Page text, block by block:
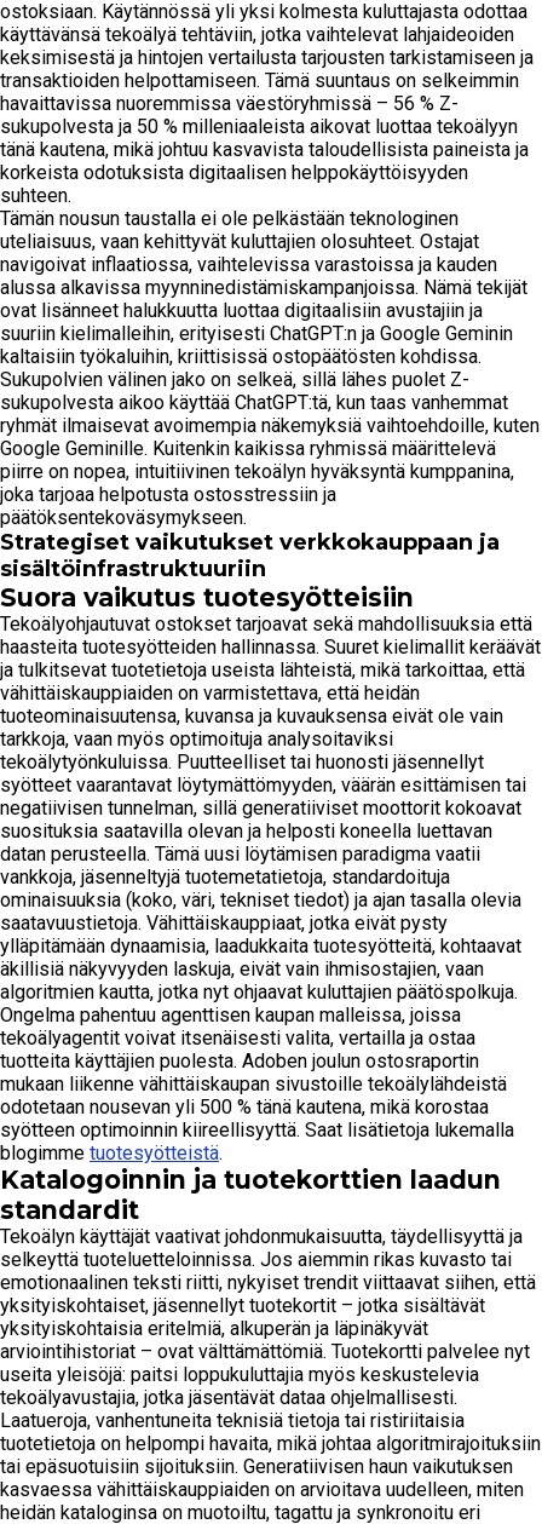
ostoksiaan. Käytännössä yli yksi kolmesta kuluttajasta odottaa
käyttävänsä tekoälyä tehtäviin, jotka vaihtelevat lahjaideoiden
keksimisestä ja hintojen vertailusta tarjousten tarkistamiseen ja
transaktioiden helpottamiseen. Tämä suuntaus on selkeimmin
havaittavissa nuoremmissa väestöryhmissä – 56 % Z-
sukupolvesta ja 50 % milleniaaleista aikovat luottaa tekoälyyn
tänä kautena, mikä johtuu kasvavista taloudellisista paineista ja
korkeista odotuksista digitaalisen helppokäyttöisyyden
suhteen.
Tämän nousun taustalla ei ole pelkästään teknologinen
uteliaisuus, vaan kehittyvät kuluttajien olosuhteet. Ostajat
navigoivat inflaatiossa, vaihtelevissa varastoissa ja kauden
alussa alkavissa myynninedistämiskampanjoissa. Nämä tekijät
ovat lisänneet halukkuutta luottaa digitaalisiin avustajiin ja
suuriin kielimalleihin, erityisesti ChatGPT:n ja Google Geminin
kaltaisiin työkaluihin, kriittisissä ostopäätösten kohdissa.
Sukupolvien välinen jako on selkeä, sillä lähes puolet Z-
sukupolvesta aikoo käyttää ChatGPT:tä, kun taas vanhemmat
ryhmät ilmaisevat avoimempia näkemyksiä vaihtoehdoille, kuten
Google Geminille. Kuitenkin kaikissa ryhmissä määrittelevä
piirre on nopea, intuitiivinen tekoälyn hyväksyntä kumppanina,
joka tarjoaa helpotusta ostosstressiin ja
päätöksentekoväsymykseen.
Strategiset vaikutukset verkkokauppaan ja
sisältöinfrastruktuuriin
Suora vaikutus tuotesyötteisiin
Tekoälyohjautuvat ostokset tarjoavat sekä mahdollisuuksia että
haasteita tuotesyötteiden hallinnassa. Suuret kielimallit keräävät
ja tulkitsevat tuotetietoja useista lähteistä, mikä tarkoittaa, että
vähittäiskauppiaiden on varmistettava, että heidän
tuoteominaisuutensa, kuvansa ja kuvauksensa eivät ole vain
tarkkoja, vaan myös optimoituja analysoitaviksi
tekoälytyönkuluissa. Puutteelliset tai huonosti jäsennellyt
syötteet vaarantavat löytymättömyyden, väärän esittämisen tai
negatiivisen tunnelman, sillä generatiiviset moottorit kokoavat
suosituksia saatavilla olevan ja helposti koneella luettavan
datan perusteella. Tämä uusi löytämisen paradigma vaatii
vankkoja, jäsenneltyjä tuotemetatietoja, standardoituja
ominaisuuksia (koko, väri, tekniset tiedot) ja ajan tasalla olevia
saatavuustietoja. Vähittäiskauppiaat, jotka eivät pysty
ylläpitämään dynaamisia, laadukkaita tuotesyötteitä, kohtaavat
äkillisiä näkyvyyden laskuja, eivät vain ihmisostajien, vaan
algoritmien kautta, jotka nyt ohjaavat kuluttajien päätöspolkuja.
Ongelma pahentuu agenttisen kaupan malleissa, joissa
tekoälyagentit voivat itsenäisesti valita, vertailla ja ostaa
tuotteita käyttäjien puolesta. Adoben joulun ostosraportin
mukaan liikenne vähittäiskaupan sivustoille tekoälylähdeistä
odotetaan nousevan yli 500 % tänä kautena, mikä korostaa
syötteen optimoinnin kiireellisyyttä. Saat lisätietoja lukemalla
blogimme tuotesyötteistä.
Katalogoinnin ja tuotekorttien laadun
standardit
Tekoälyn käyttäjät vaativat johdonmukaisuutta, täydellisyyttä ja
selkeyttä tuoteluetteloinnissa. Jos aiemmin rikas kuvasto tai
emotionaalinen teksti riitti, nykyiset trendit viittaavat siihen, että
yksityiskohtaiset, jäsennellyt tuotekortit – jotka sisältävät
yksityiskohtaisia eritelmiä, alkuperän ja läpinäkyvät
arviointihistoriat – ovat välttämättömiä. Tuotekortti palvelee nyt
useita yleisöjä: paitsi loppukuluttajia myös keskustelevia
tekoälyavustajia, jotka jäsentävät dataa ohjelmallisesti.
Laatueroja, vanhentuneita teknisiä tietoja tai ristiriitaisia
tuotetietoja on helpompi havaita, mikä johtaa algoritmirajoituksiin
tai epäsuotuisiin sijoituksiin. Generatiivisen haun vaikutuksen
kasvaessa vähittäiskauppiaiden on arvioitava uudelleen, miten
heidän kataloginsa on muotoiltu, tagattu ja synkronoitu eri